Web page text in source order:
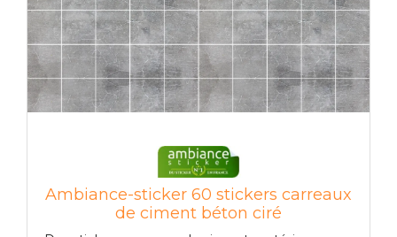
Ambiance-sticker 60 stickers carreaux
de ciment béton ciré